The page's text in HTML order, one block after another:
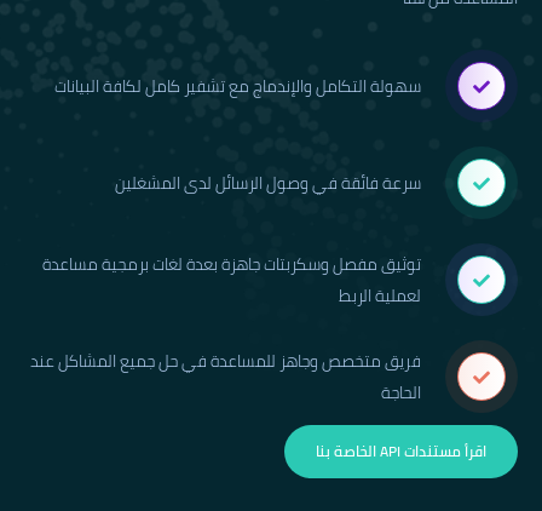
سهولة التكامل والإندماج مع تشفير كامل لكافة البيانات
سرعة فائقة في وصول الرسائل لدى المشغلين
توثيق مفصل وسكربتات جاهزة بعدة لغات برمجية مساعدة
لعملية الربط
فريق متخصص وجاهز للمساعدة في حل جميع المشاكل عند
الحاجة
اقرأ مستندات API الخاصة بنا